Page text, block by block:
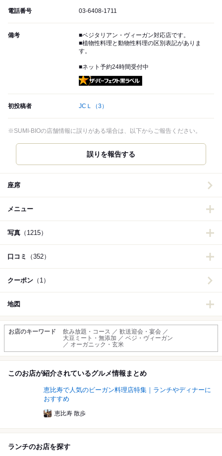
電話番号 03-6408-1711
備考
■ベジタリアン・ヴィーガン対応店です。
■植物性料理と動物性料理の区別表記がありま
す。
■ネット予約24時間受付中
初投稿者 JCＬ （3）
※SUMI-BIOの店舗情報に誤りがある場合は、以下からご報告ください。
誤りを報告する
座席
メニュー
写真 （1215）
口コミ （352）
クーポン （1）
地図
お店のキーワード
飲み放題・コース ／ 歓送迎会・宴会 ／
大豆ミート・無添加 ／ ベジ・ヴィーガン
／ オーガニック・玄米
このお店が紹介されているグルメ情報まとめ
恵比寿で人気のビーガン料理店特集｜ランチやディナーに
おすすめ
恵比寿 散歩
ランチのお店を探す